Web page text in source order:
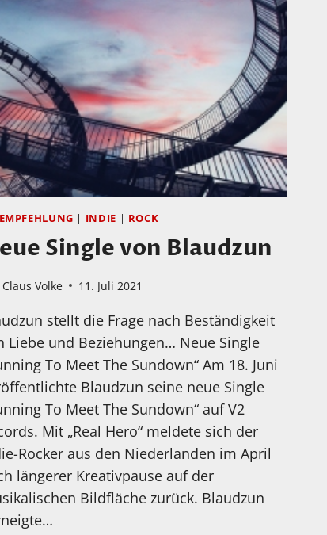
HELDEN!
DAVID
„HEROES“
LIVE
2002
IN
BERLIN!
| INDIE | ROCK
Single von Blaudzun
Claus Volke 11. Juli 2021
stellt die Frage nach Beständigkeit
Liebe und Beziehungen… Neue Single
To Meet The Sundown“ Am 18. Juni
Blaudzun seine neue Single
To Meet The Sundown“ auf V2
Mit „Real Hero“ meldete sich der
Rocker aus den Niederlanden im April
längerer Kreativpause auf der
Bildfläche zurück. Blaudzun